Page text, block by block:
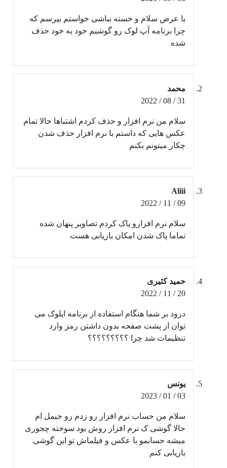
با عرض سلام و خسته نباشی خواستم بپرسم که
چرا برنامه آپ لوک رو گوشیم خود به خود حذف
شده
محمد
31 / 08 / 2022
سلام من نرم افزار و حذف کردم اشتباها حالا تمام
عکس هایی که داستم با نرم افزار حذف شدن
چکار میتونم بکنم
Aliii
09 / 11 / 2022
سلام نرم افزارو پاک کردم تصاویر پنهان شده
تماما پاک شدن امکان بازیابی هست
حمید کثیری
20 / 11 / 2022
درود بر شما هنگام استفاده از برنامه اپلوک می
توان از پشت صفحه بدون داشتن رمز وارد
تنظیمات شد چرا ؟؟؟؟؟؟؟؟؟
یونس
03 / 01 / 2023
سلام من حساب نرم افزار رو زدم رو جیمل ام
حالا گوشی ک نرم افزار روش بود سوخته چجوری
میشه حسابمو با عکس و فیلماش تو این گوشی
بازیابی کنم